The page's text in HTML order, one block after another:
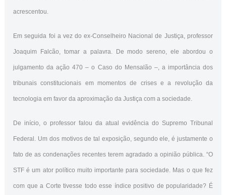
acrescentou.
Em seguida foi a vez do ex-Conselheiro Nacional de Justiça, professor
Joaquim Falcão, tomar a palavra. De modo sereno, ele abordou o
julgamento da ação 470 – o Caso do Mensalão –, a importância dos
tribunais constitucionais em momentos de crises e a revolução da
tecnologia em favor da aproximação da Justiça com a sociedade.
De início, o professor falou da atual evidência do Supremo Tribunal
Federal. Um dos motivos de tal exposição, segundo ele, é justamente o
fato de as condenações recentes terem agradado a opinião pública. “O
STF é um ator político muito importante para sociedade. Mas o que fez
com que a Corte tivesse todo esse índice positivo de popularidade? É